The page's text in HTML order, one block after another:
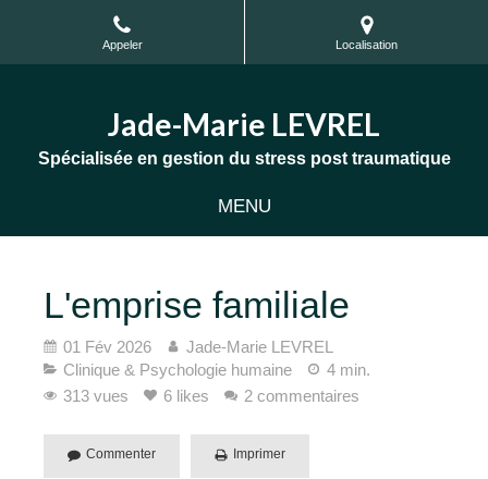
Appeler Localisation
Jade-Marie LEVREL
Spécialisée en gestion du stress post traumatique
MENU
L'emprise familiale
01 Fév 2026
Jade-Marie LEVREL
Clinique & Psychologie humaine
4 min.
313 vues
6 likes 2 commentaires
Commenter Imprimer